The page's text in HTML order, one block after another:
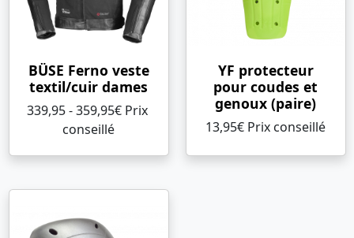
BÜSE Ferno veste
textil/cuir dames
339,95 - 359,95€ Prix ​​
conseillé
YF protecteur
pour coudes et
genoux (paire)
13,95€ Prix ​​conseillé